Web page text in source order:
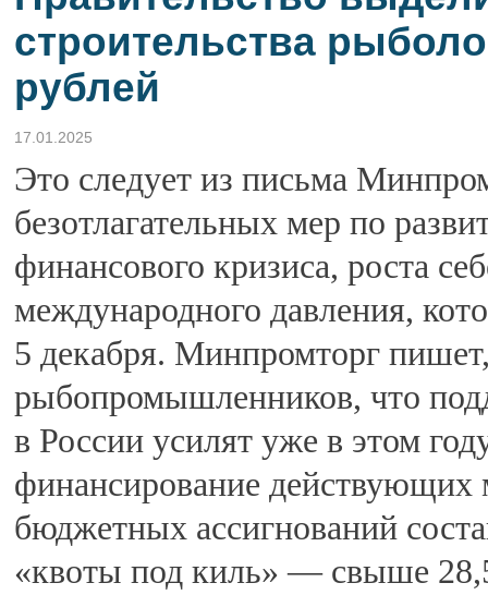
строительства
рублей
17.01.2025
Это следует из письма
безотлагательных мер по
финансового кризиса, роста
международного давления,
5 декабря. Минпромторг
рыбопромышленников, что
в России усилят уже в этом
финансирование
бюджетных ассигнований
«квоты под киль» — свыше